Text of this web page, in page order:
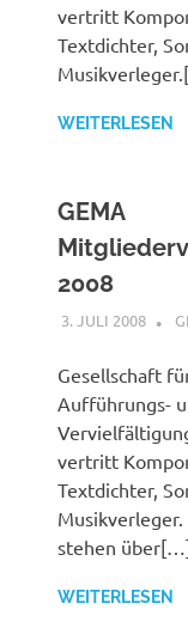
vertritt
Textdichter,
WEITERLESEN
GEMA
2008
3. JULI 2008
Gesellschaft
Aufführungs-
vertritt
Textdichter,
stehen
WEITERLESEN